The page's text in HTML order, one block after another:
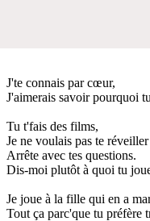
J'te connais par cœur,
J'aimerais savoir pourquoi
Tu t'fais des films,
Je ne voulais pas te
Arrête avec tes questions.
Dis-moi plutôt à quoi tu
Je joue à la fille qui en a
Tout ça parc'que tu préfère